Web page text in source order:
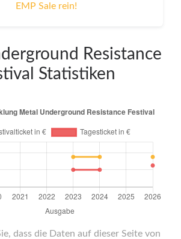
EMP Sale rein!
Resistance
Statistiken
dass die Daten auf dieser Seite von